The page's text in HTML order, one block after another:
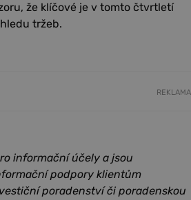
že klíčové je v tomto čtvrtletí
tržeb.
REKLAMA
informační účely a jsou
podpory klientům
poradenství či poradenskou